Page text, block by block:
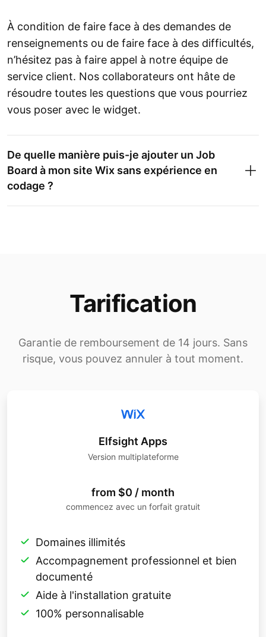
À condition de faire face à des demandes de
renseignements ou de faire face à des difficultés,
n’hésitez pas à faire appel à notre équipe de
service client. Nos collaborateurs ont hâte de
résoudre toutes les questions que vous pourriez
vous poser avec le widget.
De quelle manière puis-je ajouter un Job
Board à mon site Wix sans expérience en
codage ?
Tarification
Garantie de remboursement de 14 jours. Sans
risque, vous pouvez annuler à tout moment.
Elfsight Apps
Version multiplateforme
from $0 / month
commencez avec un forfait gratuit
Domaines illimités
Accompagnement professionnel et bien
documenté
Aide à l'installation gratuite
100% personnalisable